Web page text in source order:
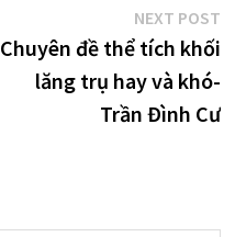
NEXT POST
Chuyên đề thể tích khối
lăng trụ hay và khó-
Trần Đình Cư